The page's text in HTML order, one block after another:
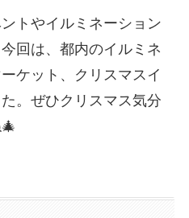
トやイルミネーション
回は、都内のイルミネ
ケット、クリスマスイ
。ぜひクリスマス気分